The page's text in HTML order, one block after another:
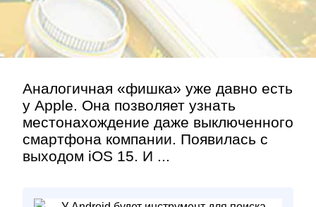
Аналогичная «фишка» уже давно есть
у Apple. Она позволяет узнать
местонахождение даже выключенного
смартфона компании. Появилась с
выходом iOS 15. И ...
Контакт»